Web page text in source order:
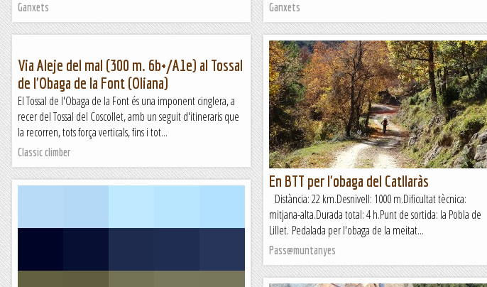
Ganxets Ganxets
Via Aleje del mal (300 m. 6b+/A1e) al Tossal
de l'Obaga de la Font (Oliana)
El Tossal de l'Obaga de la Font és una imponent cinglera, a
recer del Tossal del Coscollet, amb un seguit d'itineraris que
la recorren, tots força verticals, fins i tot...
Classic climber
En BTT per l'obaga del Catllaràs
Distància: 22 km.Desnivell: 1000 m.Dificultat tècnica:
mitjana-alta.Durada total: 4 h.Punt de sortida: la Pobla de
Lillet. Pedalada per l'obaga de la meitat...
Pass@muntanyes